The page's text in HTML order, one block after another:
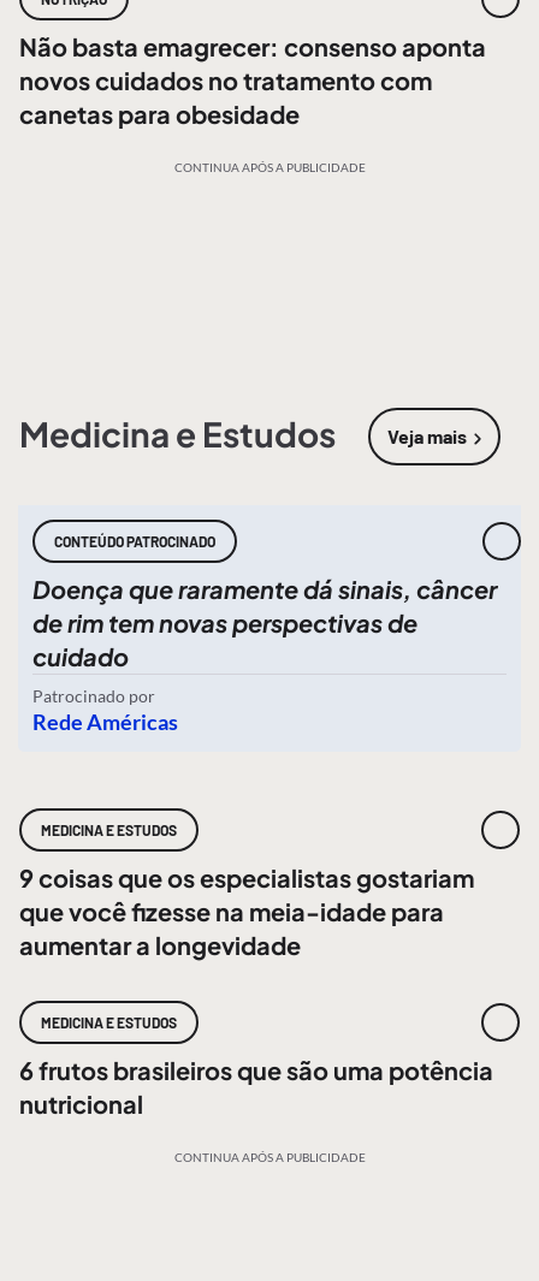
Não basta emagrecer: consenso aponta
novos cuidados no tratamento com
canetas para obesidade
CONTINUA APÓS A PUBLICIDADE
Medicina e Estudos Veja mais
sobre
CONTEÚDO PATROCINADO
Doença que raramente dá sinais, câncer
de rim tem novas perspectivas de
cuidado
Patrocinado por
Rede Américas
MEDICINA E ESTUDOS
9 coisas que os especialistas gostariam
que você fizesse na meia-idade para
aumentar a longevidade
MEDICINA E ESTUDOS
6 frutos brasileiros que são uma potência
nutricional
CONTINUA APÓS A PUBLICIDADE